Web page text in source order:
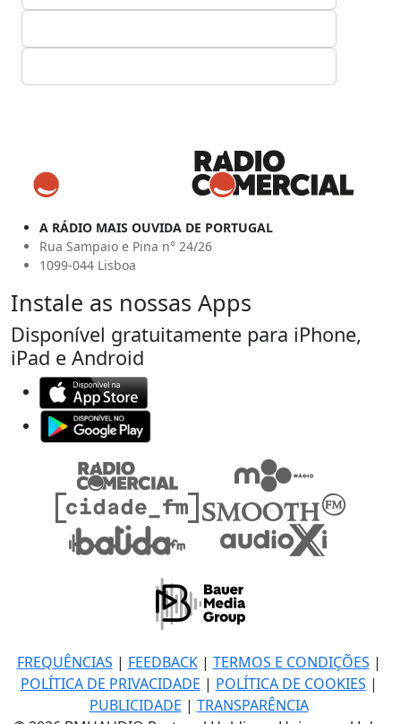
A RÁDIO MAIS OUVIDA DE PORTUGAL
Rua Sampaio e Pina n° 24/26
1099-044 Lisboa
Instale as nossas Apps
Disponível gratuitamente para iPhone,
iPad e Android
FREQUÊNCIAS | FEEDBACK| TERMOS E CONDIÇÕES |
POLÍTICA DE PRIVACIDADE | POLÍTICA DE COOKIES |
PUBLICIDADE | TRANSPARÊNCIA